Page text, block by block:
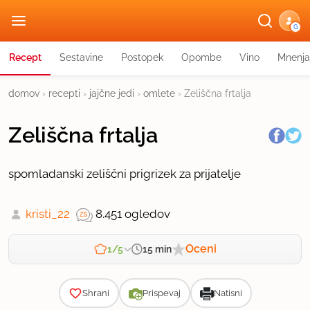
G
Recept Sestavine Postopek Opombe Vino Mnenja
domov › recepti › jajčne jedi › omlete › Zeliščna frtalja
Zeliščna frtalja
spomladanski zeliščni prigrizek za prijatelje
kristi_22 8.451 ogledov
1/5 15 min Oceni
Shrani Prispevaj Natisni